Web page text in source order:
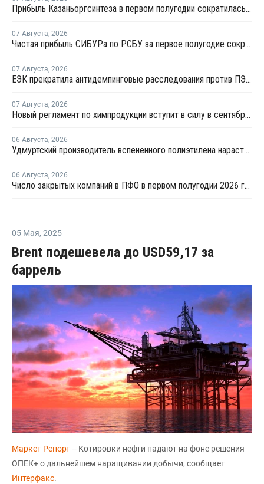
Прибыль Казаньоргсинтеза в первом полугодии сократилась более чем в 2 раза
07 Августа, 2026
Чистая прибыль СИБУРа по РСБУ за первое полугодие сократилась в 3,6 раза
07 Августа, 2026
ЕЭК прекратила антидемпинговые расследования против ПЭ и ПП из Азербайджана и Туркменистана
07 Августа, 2026
Новый регламент по химпродукции вступит в силу в сентябре 2027 года
06 Августа, 2026
Удмуртский производитель вспененного полиэтилена нарастит выпуск на 15%
06 Августа, 2026
Число закрытых компаний в ПФО в первом полугодии 2026 года вдвое превысило число новых
05 Мая, 2025
Brent подешевела до USD59,17 за
баррель
Маркет Репорт-- Котировки нефти падают на фоне решения
ОПЕК+ о дальнейшем наращивании добычи, сообщает
Интерфакс.